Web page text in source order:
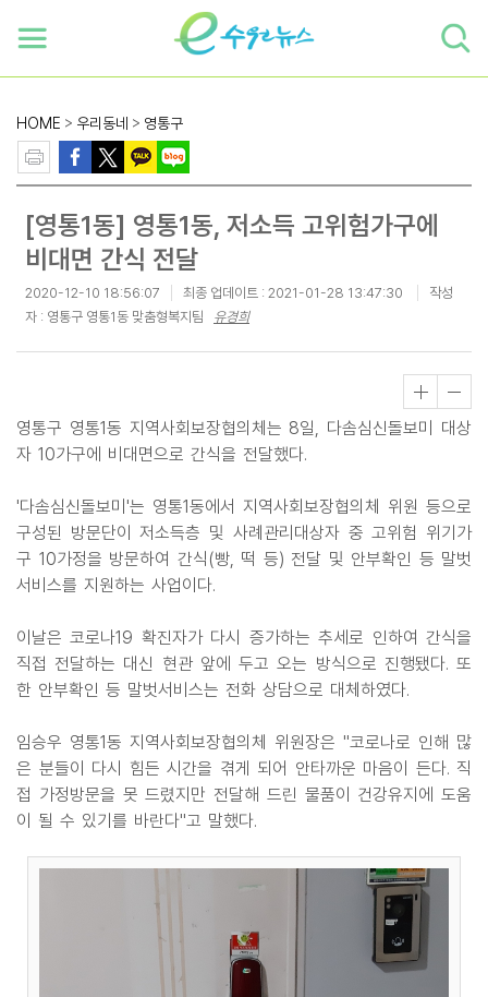
HOME > 우리동네 > 영통구
[영통1동] 영통1동, 저소득 고위험가구에
비대면 간식 전달
2020-12-10 18:56:07 최종 업데이트 : 2021-01-28 13:47:30
작성
자 : 영통구 영통1동 맞춤형복지팀 유경희
영통구 영통1동 지역사회보장협의체는 8일, 다솜심신돌보미 대상
자 10가구에 비대면으로 간식을 전달했다.
'다솜심신돌보미'는 영통1동에서 지역사회보장협의체 위원 등으로
구성된 방문단이 저소득층 및 사례관리대상자 중 고위험 위기가
구 10가정을 방문하여 간식(빵, 떡 등) 전달 및 안부확인 등 말벗
서비스를 지원하는 사업이다.
이날은 코로나19 확진자가 다시 증가하는 추세로 인하여 간식을
직접 전달하는 대신 현관 앞에 두고 오는 방식으로 진행됐다. 또
한 안부확인 등 말벗서비스는 전화 상담으로 대체하였다.
임승우 영통1동 지역사회보장협의체 위원장은 "코로나로 인해 많
은 분들이 다시 힘든 시간을 겪게 되어 안타까운 마음이 든다. 직
접 가정방문을 못 드렸지만 전달해 드린 물품이 건강유지에 도움
이 될 수 있기를 바란다"고 말했다.